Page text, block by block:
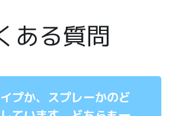
ある質問
プか、スプレーかのど